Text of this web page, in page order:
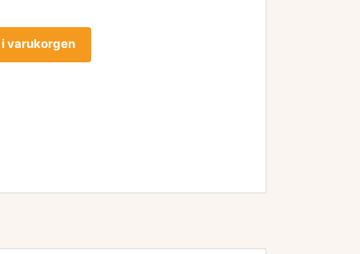
varukorgen